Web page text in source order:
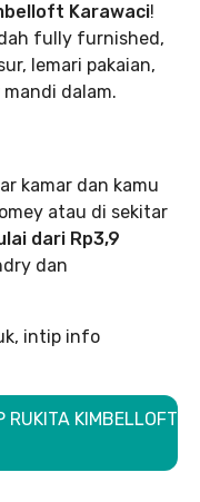
Karawaci!
fully furnished,
lemari pakaian,
dalam.
kamar dan kamu
atau di sekitar
dari Rp3,9
dan
intip info
RUKITA KIMBELLOFT